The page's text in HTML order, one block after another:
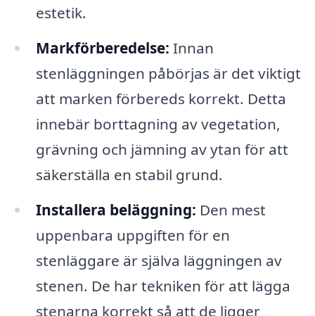
estetik.
Markförberedelse: Innan
stenläggningen påbörjas är det viktigt
att marken förbereds korrekt. Detta
innebär borttagning av vegetation,
grävning och jämning av ytan för att
säkerställa en stabil grund.
Installera beläggning: Den mest
uppenbara uppgiften för en
stenläggare är själva läggningen av
stenen. De har tekniken för att lägga
stenarna korrekt så att de ligger